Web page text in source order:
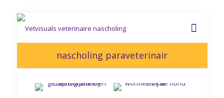
nascholing paraveterinair